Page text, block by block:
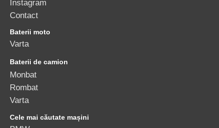
Instagram
Contact
Baterii moto
Varta
Baterii de camion
Monbat
Rombat
Varta
Cele mai căutate mașini